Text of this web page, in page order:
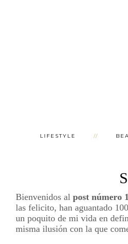
LIFESTYLE
Bienvenidos al post número
las felicito, han aguantado
un poquito de mi vida en
misma ilusión con la que